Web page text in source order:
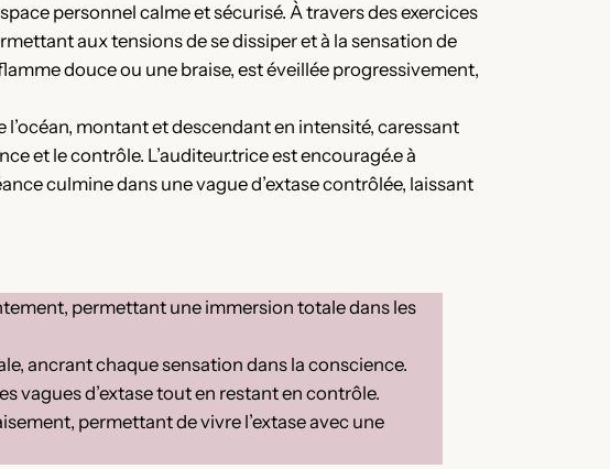
personnel calme et sécurisé. À travers des exercices
aux tensions de se dissiper et à la sensation de
douce ou une braise, est éveillée progressivement,
montant et descendant en intensité, caressant
et le contrôle. L’auditeur.trice est encouragé.e à
culmine dans une vague d’extase contrôlée, laissant
permettant une immersion totale dans les
ancrant chaque sensation dans la conscience.
vagues d’extase tout en restant en contrôle.
permettant de vivre l’extase avec une